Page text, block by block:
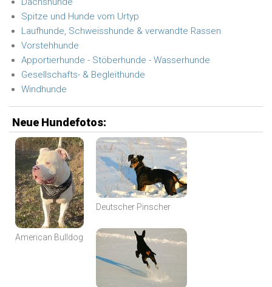
Spitze und Hunde vom Urtyp
Laufhunde, Schweisshunde & verwandte Rassen
Vorstehhunde
Apportierhunde - Stöberhunde - Wasserhunde
Gesellschafts- & Begleithunde
Windhunde
Neue Hundefotos:
American Bulldog
Deutscher Pinscher